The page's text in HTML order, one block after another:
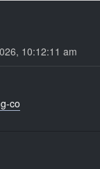
10:12:11 am
co